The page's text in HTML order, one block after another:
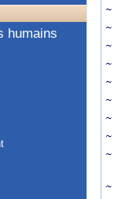
humains